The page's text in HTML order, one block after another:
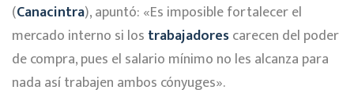
(Canacintra), apuntó: «Es imposible fortalecer el
mercado interno si los trabajadorescarecen del poder
de compra, pues el salario mínimo no les alcanza para
nada así trabajen ambos cónyuges».